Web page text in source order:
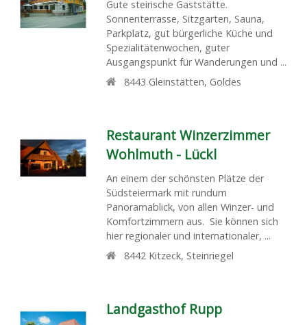
Gute steirische Gaststätte.
Sonnenterrasse, Sitzgarten, Sauna,
Parkplatz, gut bürgerliche Küche und
Spezialitätenwochen, guter
Ausgangspunkt für Wanderungen und ...
8443 Gleinstätten, Goldes
Restaurant Winzerzimmer
Wohlmuth - Lückl
An einem der schönsten Plätze der
Südsteiermark mit rundum
Panoramablick, von allen Winzer- und
Komfortzimmern aus. Sie können sich
hier regionaler und internationaler, ...
8442 Kitzeck, Steinriegel
Landgasthof Rupp